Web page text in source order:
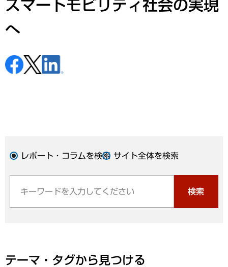
スマートモビリティ社会の実現
へ
レポート・コラムを検索 サイト全体を検索
検索
テーマ・タグから見つける